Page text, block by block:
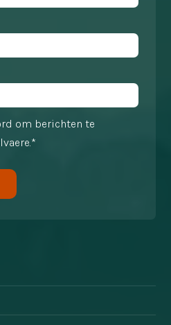
om berichten te